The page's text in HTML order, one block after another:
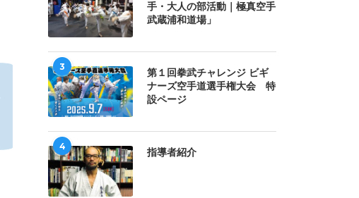
手・大人の部活動｜極真空手
武蔵浦和道場」
3
第１回拳武チャレンジ ビギ
ナーズ空手道選手権大会 特
設ページ
4
指導者紹介